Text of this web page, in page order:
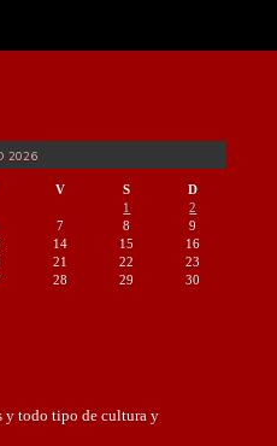
2026
V S
D
1
2
7 8
9
14 15
16
21 22
23
28 29
30
y todo tipo de cultura y